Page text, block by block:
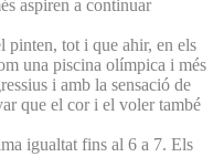
aspiren a continuar
pinten, tot i que ahir, en els
una piscina olímpica i més
i amb la sensació de
que el cor i el voler també
igualtat fins al 6 a 7. Els